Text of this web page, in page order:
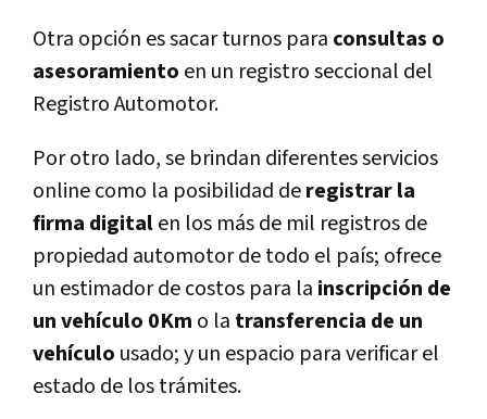
Otra opción es sacar turnos para consultas o
asesoramiento en un registro seccional del
Registro Automotor.
Por otro lado, se brindan diferentes servicios
online como la posibilidad deregistrar la
firma digitalen los más de mil registros de
propiedad automotor de todo el país; ofrece
un estimador de costos para la inscripción de
un vehículo 0Km o la transferencia de un
vehículo usado; y un espacio para verificar el
estado de los trámites.